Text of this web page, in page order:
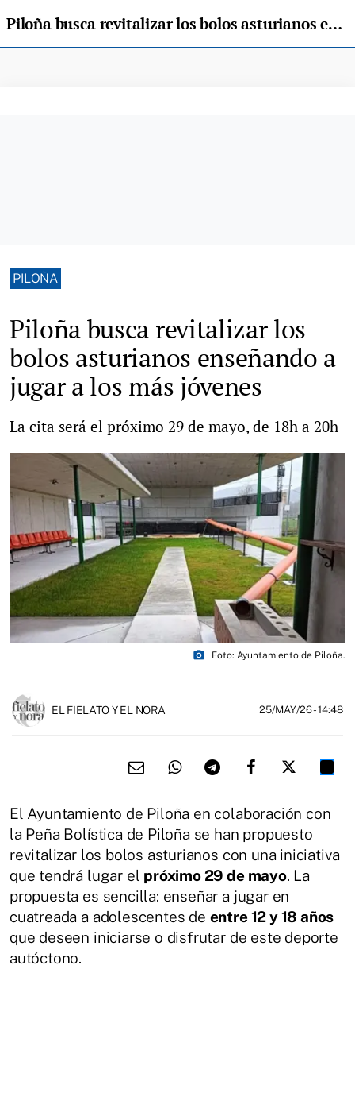
Piloña busca revitalizar los bolos asturianos enseñando a jugar a los más jóvenes
PILOÑA
Piloña busca revitalizar los
bolos asturianos enseñando a
jugar a los más jóvenes
La cita será el próximo 29 de mayo, de 18h a 20h
photo_camera Foto: Ayuntamiento de Piloña.
EL FIELATO Y EL NORA 25/MAY/26- 14:48
El Ayuntamiento de Piloña en colaboración con
la Peña Bolística de Piloña se han propuesto
revitalizar los bolos asturianos con una iniciativa
que tendrá lugar el próximo 29 de mayo. La
propuesta es sencilla: enseñar a jugar en
cuatreada a adolescentes de entre 12 y 18 años
que deseen iniciarse o disfrutar de este deporte
autóctono.